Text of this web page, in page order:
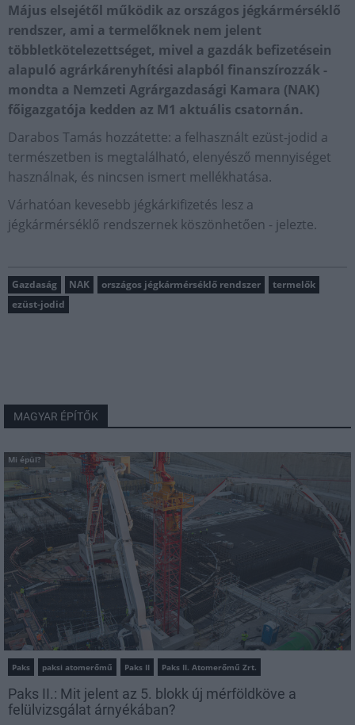
Május elsejétől működik az országos jégkármérséklő
rendszer, ami a termelőknek nem jelent
többletkötelezettséget, mivel a gazdák befizetésein
alapuló agrárkárenyhítési alapból finanszírozzák -
mondta a Nemzeti Agrárgazdasági Kamara (NAK)
főigazgatója kedden az M1 aktuális csatornán.
Darabos Tamás hozzátette: a felhasznált ezüst-jodid a
természetben is megtalálható, elenyésző mennyiséget
használnak, és nincsen ismert mellékhatása.
Várhatóan kevesebb jégkárkifizetés lesz a
jégkármérséklő rendszernek köszönhetően - jelezte.
Gazdaság NAK országos jégkármérséklő rendszer
termelők
ezüst-jodid
MAGYAR ÉPÍTŐK
Mi épül?
Paks paksi atomerőmű Paks II Paks II. Atomerőmű Zrt.
Paks II.: Mit jelent az 5. blokk új mérföldköve a
felülvizsgálat árnyékában?